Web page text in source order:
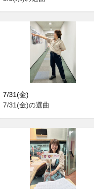
7/31(金)
7/31(金)の選曲